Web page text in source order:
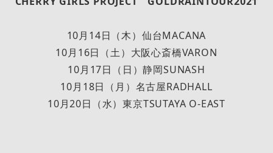
10月14日（木）仙台MACANA
10月16日（土）大阪心斎橋VARON
10月17日（日）静岡SUNASH
10月18日（月）名古屋RADHALL
10月20日（水）東京TSUTAYA O-EAST